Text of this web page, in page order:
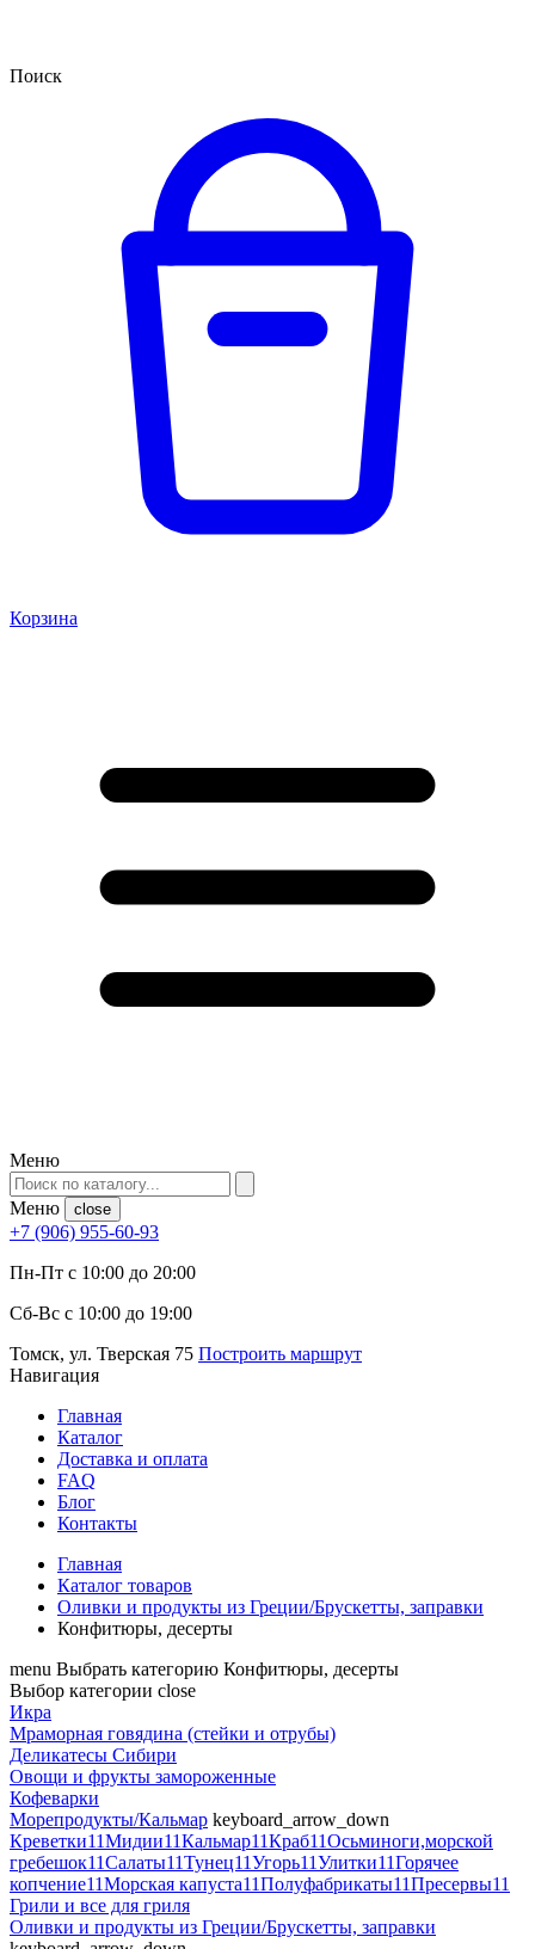
Поиск
Корзина
Меню
Меню close
+7 (906) 955-60-93
Пн-Пт с 10:00 до 20:00
Сб-Вс с 10:00 до 19:00
Томск, ул. Тверская 75 Построить маршрут
Навигация
Главная
Каталог
Доставка и оплата
FAQ
Блог
Контакты
Главная
Каталог товаров
Оливки и продукты из Греции/Брускетты, заправки
Конфитюры, десерты
menu Выбрать категорию Конфитюры, десерты
Выбор категории close
Икра
Мраморная говядина (стейки и отрубы)
Деликатесы Сибири
Овощи и фрукты замороженные
Кофеварки
Морепродукты/Кальмар keyboard_arrow_down
Креветки11Мидии11Кальмар11Краб11Осьминоги,морской
гребешок11Салаты11Тунец11Угорь11Улитки11Горячее
копчение11Морская капуста11Полуфабрикаты11Пресервы11
Грили и все для гриля
Оливки и продукты из Греции/Брускетты, заправки